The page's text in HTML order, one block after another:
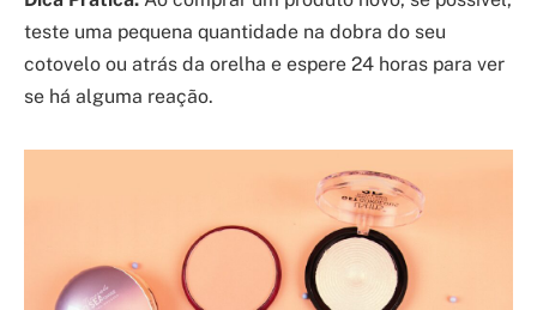
teste uma pequena quantidade na dobra do seu
cotovelo ou atrás da orelha e espere 24 horas para ver
se há alguma reação.